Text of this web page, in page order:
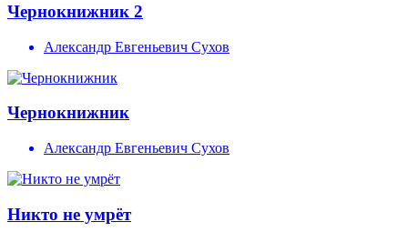
Чернокнижник 2
Александр Евгеньевич Сухов
Чернокнижник
Александр Евгеньевич Сухов
Никто не умрёт